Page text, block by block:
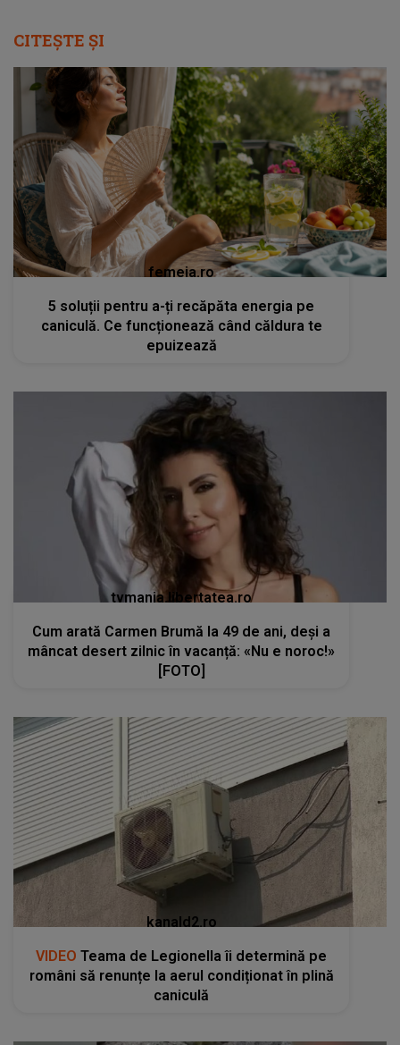
CITEȘTE ȘI
femeia.ro
5 soluții pentru a-ți recăpăta energia pe
caniculă. Ce funcționează când căldura te
epuizează
tvmania.libertatea.ro
Cum arată Carmen Brumă la 49 de ani, deși a
mâncat desert zilnic în vacanță: «Nu e noroc!»
[FOTO]
kanald2.ro
VIDEO Teama de Legionella îi determină pe
români să renunțe la aerul condiționat în plină
caniculă